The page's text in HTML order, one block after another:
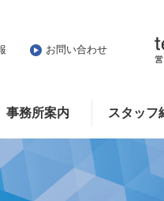
お問い合わせ
事務所案内 スタッフ